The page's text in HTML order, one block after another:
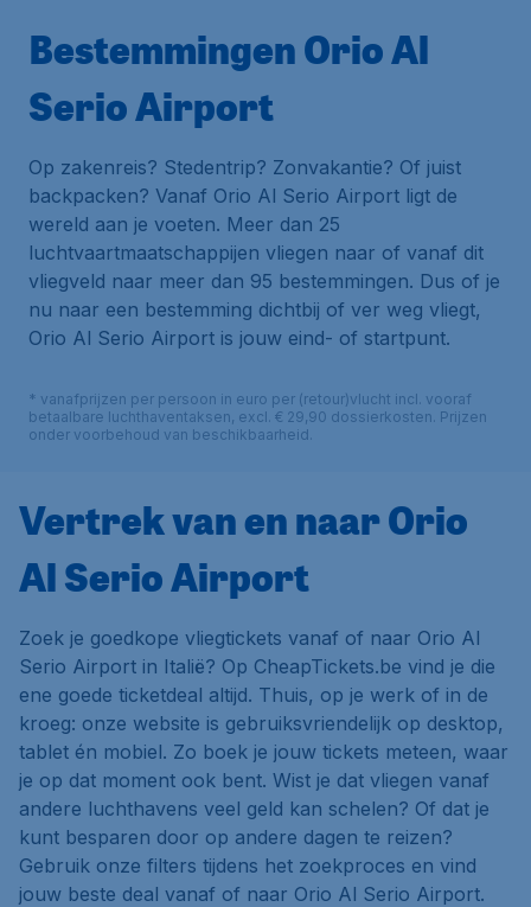
Bestemmingen Orio Al
Serio Airport
Op zakenreis? Stedentrip? Zonvakantie? Of juist
backpacken? Vanaf Orio Al Serio Airport ligt de
wereld aan je voeten. Meer dan 25
luchtvaartmaatschappijen vliegen naar of vanaf dit
vliegveld naar meer dan 95 bestemmingen. Dus of je
nu naar een bestemming dichtbij of ver weg vliegt,
Orio Al Serio Airport is jouw eind- of startpunt.
* vanafprijzen per persoon in euro per (retour)vlucht incl. vooraf
betaalbare luchthaventaksen, excl. € 29,90 dossierkosten. Prijzen
onder voorbehoud van beschikbaarheid.
Vertrek van en naar Orio
Al Serio Airport
Zoek je goedkope vliegtickets vanaf of naar Orio Al
Serio Airport in Italië? Op CheapTickets.be vind je die
ene goede ticketdeal altijd. Thuis, op je werk of in de
kroeg: onze website is gebruiksvriendelijk op desktop,
tablet én mobiel. Zo boek je jouw tickets meteen, waar
je op dat moment ook bent. Wist je dat vliegen vanaf
andere luchthavens veel geld kan schelen? Of dat je
kunt besparen door op andere dagen te reizen?
Gebruik onze filters tijdens het zoekproces en vind
jouw beste deal vanaf of naar Orio Al Serio Airport.